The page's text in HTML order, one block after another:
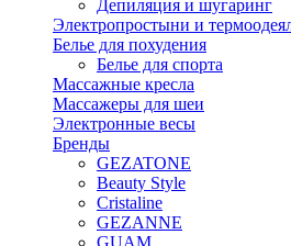
Депиляция и шугаринг
Электропростыни и
Белье для похудения
Белье для спорта
Массажные кресла
Массажеры для шеи
Электронные весы
Бренды
GEZATONE
Beauty Style
Cristaline
GEZANNE
GUAM